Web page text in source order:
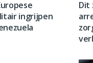
ingrijpen
Dit